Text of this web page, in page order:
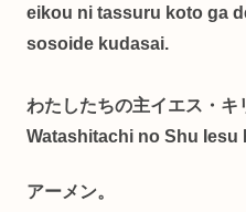
eikou ni tassuru koto ga
sosoide kudasai.
わたしたちの主イエス・キ
Watashitachi no Shu
アーメン。